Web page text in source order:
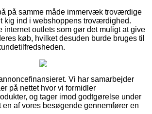
på samme måde immervæk troværdige
kig ind i webshoppens troværdighed.
internet outlets som gør det muligt at give
køb, hvilket desuden burde bruges til
Vi har samarbejder
på nettet hvor vi formidler
og tager imod godtgørelse under
af vores besøgende gennemfører en